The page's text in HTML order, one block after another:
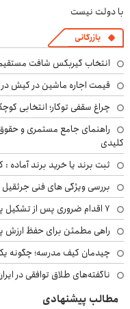
با دولت نیست
بازرگانی
انتخاب گیربکس شافت
قیمت اجاره ماشین در کیش در سال ۱۴۰۵ چقدر تغییر
چراغ سقفی توکار؛ انتخابی
راهنمای جامع مستمری و
کلیدی
ثبت برند یا خرید برند
بررسی ویژگی های فنی جرثقیل
۷ اقدام ضروری پس از تشکیل پرونده مواد مخدر؛ راهنمای خانواده‌ها
راهی مطمئن برای حفظ ارزش
چیدمان کیف مدرسه؛ چگونه
ناگفته‌های طلاق توافقی در
مطالب پیشنهادی